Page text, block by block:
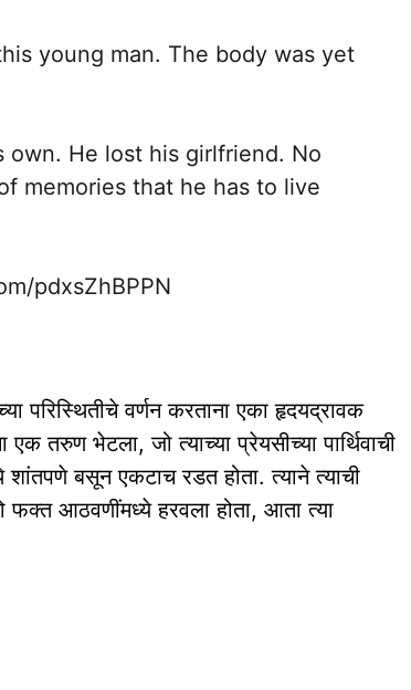
young man. The body was yet
He lost his girlfriend. No
memories that he has to live
pdxsZhBPPN
परिस्थितीचे वर्णन करताना एका हृदयद्रावक
एक तरुण भेटला, जो त्याच्या प्रेयसीच्या पार्थिवाची
शांतपणे बसून एकटाच रडत होता. त्याने त्याची
फक्त आठवणींमध्ये हरवला होता, आता त्या